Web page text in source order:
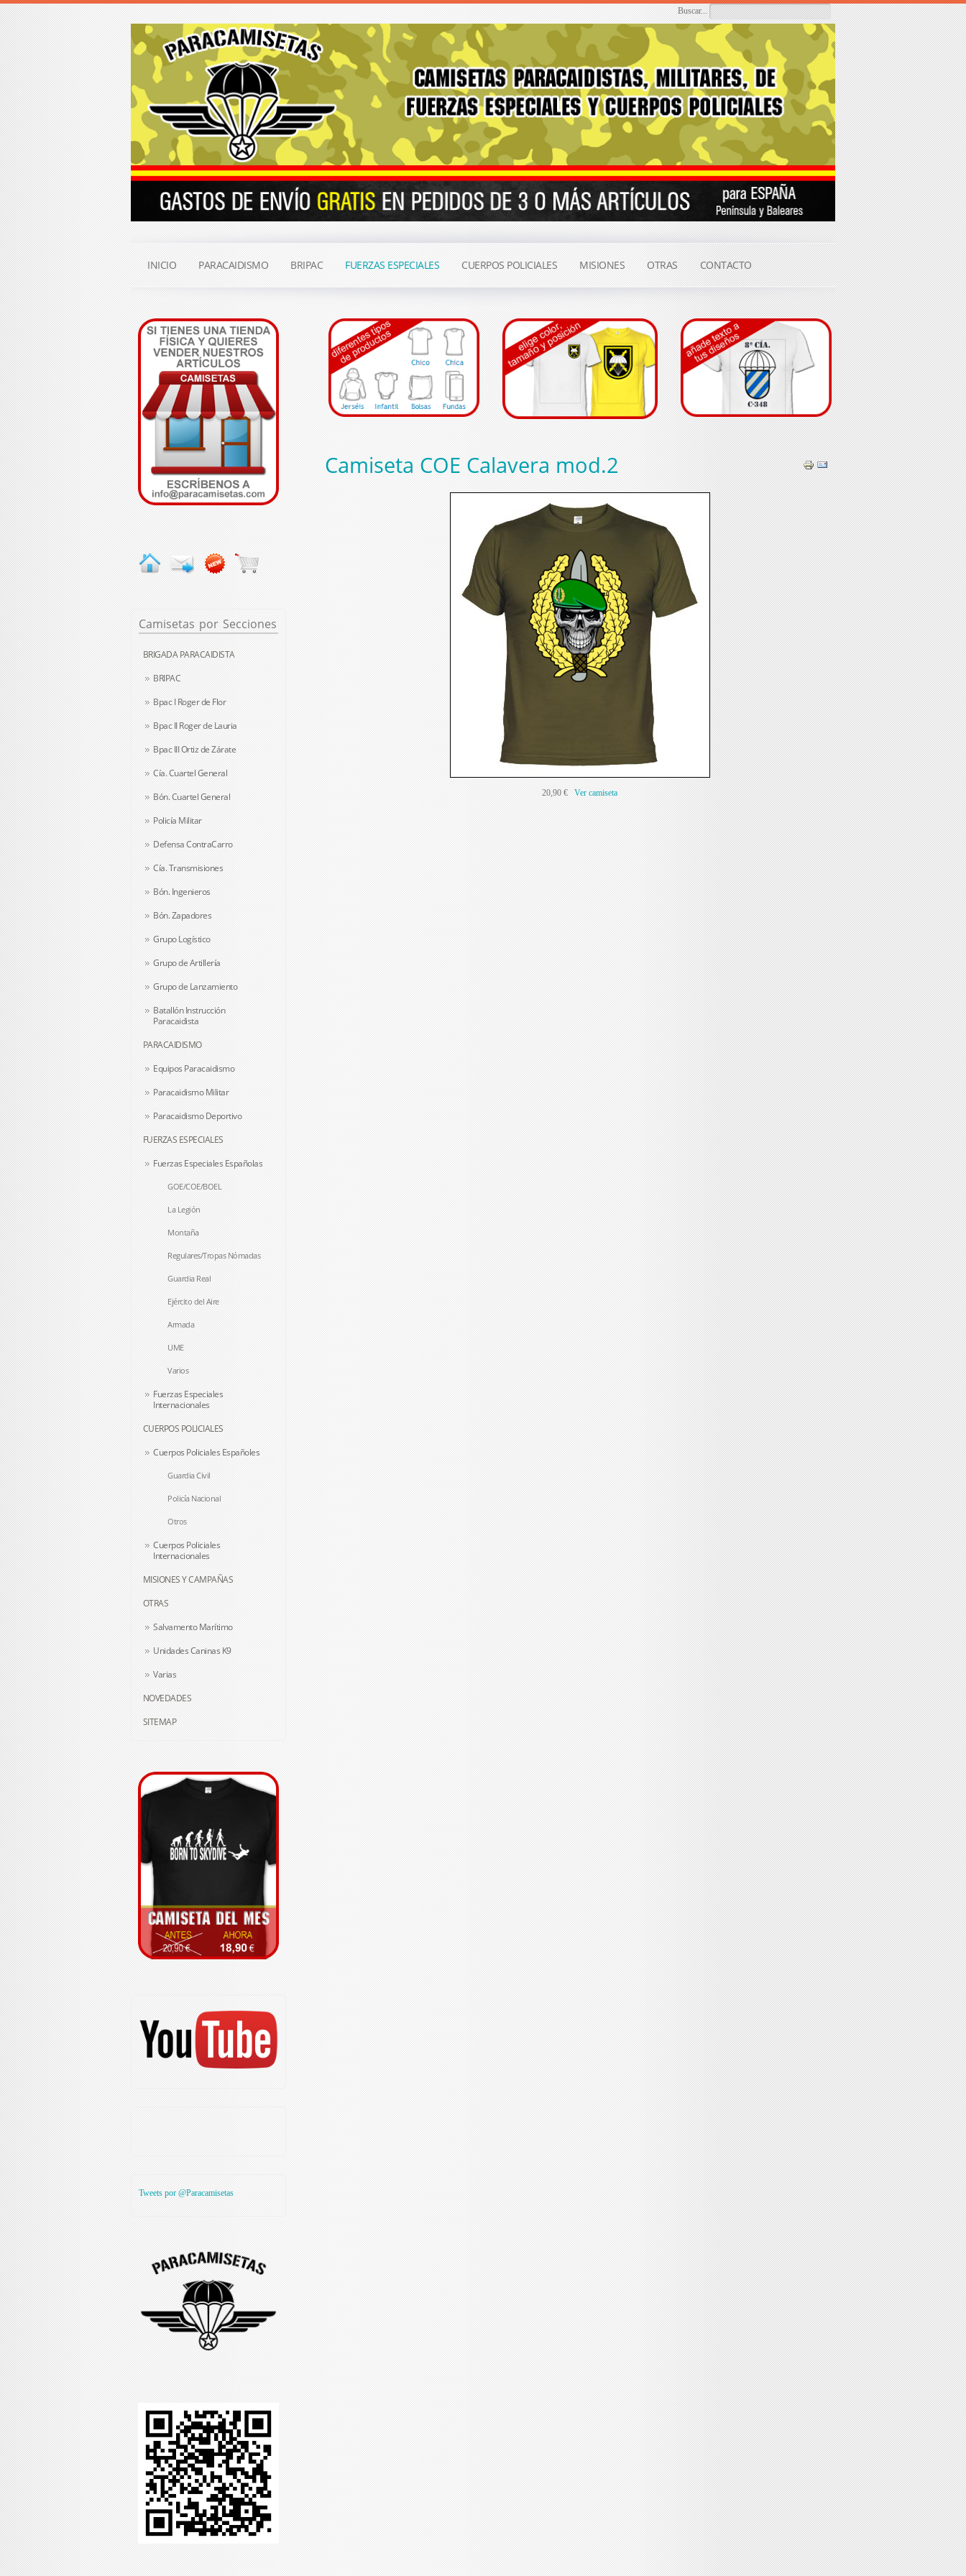
Buscar...
INICIO PARACAIDISMO BRIPAC FUERZAS ESPECIALES CUERPOS POLICIALES MISIONES OTRAS CONTACTO
Camisetas por Secciones
BRIGADA PARACAIDISTA
BRIPAC
Bpac I Roger de Flor
Bpac II Roger de Lauria
Bpac III Ortiz de Zárate
Cía. Cuartel General
Bón. Cuartel General
Policía Militar
Defensa ContraCarro
Cía. Transmisiones
Bón. Ingenieros
Bón. Zapadores
Grupo Logístico
Grupo de Artillería
Grupo de Lanzamiento
Batallón Instrucción
Paracaidista
PARACAIDISMO
Equipos Paracaidismo
Paracaidismo Militar
Paracaidismo Deportivo
FUERZAS ESPECIALES
Fuerzas Especiales Españolas
GOE/COE/BOEL
La Legión
Montaña
Regulares/Tropas Nómadas
Guardia Real
Ejército del Aire
Armada
UME
Varios
Fuerzas Especiales
Internacionales
CUERPOS POLICIALES
Cuerpos Policiales Españoles
Guardia Civil
Policía Nacional
Otros
Cuerpos Policiales
Internacionales
MISIONES Y CAMPAÑAS
OTRAS
Salvamento Marítimo
Unidades Caninas K9
Varias
NOVEDADES
SITEMAP
Tweets por @Paracamisetas
Camiseta COE Calavera mod.2
20,90 €Ver camiseta